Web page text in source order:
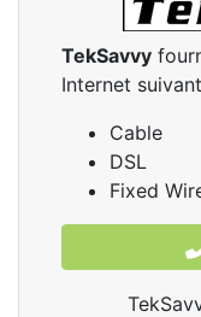
TekSavvy
Internet
Cable
DSL
Fixed